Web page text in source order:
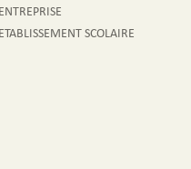
ENTREPRISE
ETABLISSEMENT SCOLAIRE